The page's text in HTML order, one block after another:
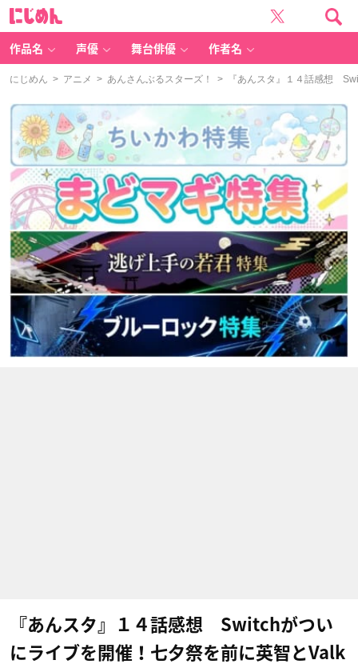
作品名 声優 舞台俳優 作者名
にじめん > アニメ > あんさんぶるスターズ！ > 『あんスタ』１４話感想
『あんスタ』１４話感想 Switchがつい
にライブを開催！七夕祭を前に英智とValk